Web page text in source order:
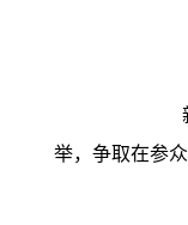
举，争取在参